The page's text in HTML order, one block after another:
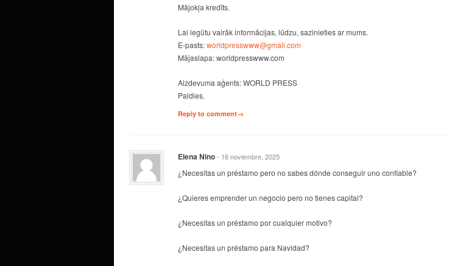
Mājokļa kredīts.
Lai iegūtu vairāk informācijas, lūdzu, sazinieties ar mums.
E-pasts:worldpresswww@gmail.com
Mājaslapa: worldpresswww.com
Aizdevuma aģents: WORLD PRESS
Paldies.
Reply to comment→
Elena Nino- 16 noviembre, 2025
¿Necesitas un préstamo pero no sabes dónde conseguir uno confiable?
¿Quieres emprender un negocio pero no tienes capital?
¿Necesitas un préstamo por cualquier motivo?
¿Necesitas un préstamo para Navidad?